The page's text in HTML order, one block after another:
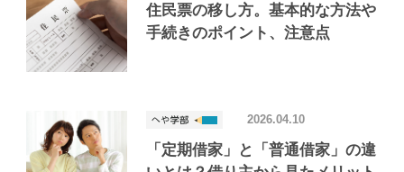
住民票の移し方。基本的な方法や
手続きのポイント、注意点
「定期借家」と「普通借家」の違
2026.04.10